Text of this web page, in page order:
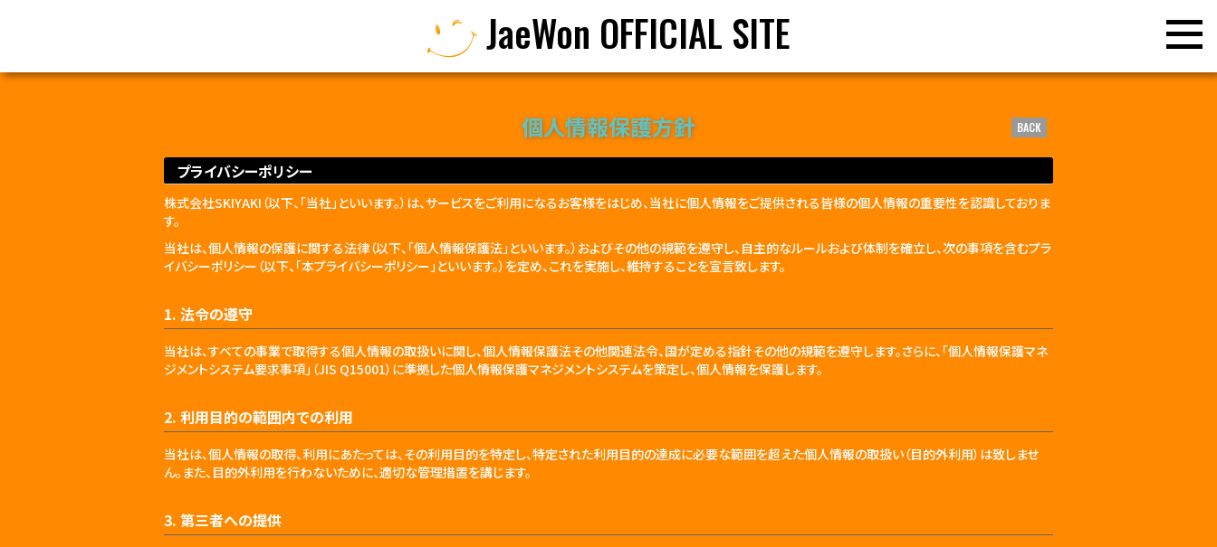
JaeWon OFFICIAL SITE
個人情報保護方針 BACK
プライバシーポリシー
株式会社SKIYAKI（以下、「当社」といいます。）は、サービスをご利用になるお客様をはじめ、当社に個人情報をご提供される皆様の個人情報の重要性を認識しておりま
す。
当社は、個人情報の保護に関する法律（以下、「個人情報保護法」といいます。）およびその他の規範を遵守し、自主的なルールおよび体制を確立し、次の事項を含むプラ
イバシーポリシー（以下、「本プライバシーポリシー」といいます。）を定め、これを実施し、維持することを宣言致します。
1. 法令の遵守
当社は、すべての事業で取得する個人情報の取扱いに関し、個人情報保護法その他関連法令、国が定める指針その他の規範を遵守します。さらに、「個人情報保護マネ
ジメントシステム要求事項」（JIS Q15001）に準拠した個人情報保護マネジメントシステムを策定し、個人情報を保護します。
2. 利用目的の範囲内での利用
当社は、個人情報の取得、利用にあたっては、その利用目的を特定し、特定された利用目的の達成に必要な範囲を超えた個人情報の取扱い（目的外利用）は致しませ
ん。また、目的外利用を行わないために、適切な管理措置を講じます。
3. 第三者への提供